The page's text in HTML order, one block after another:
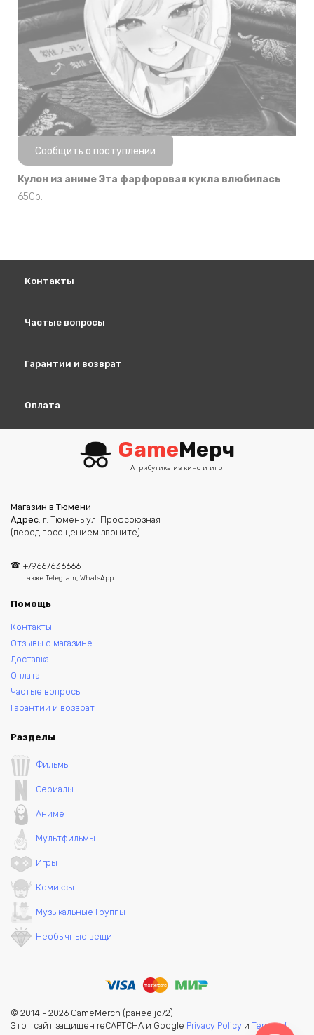
Нет в наличии
Сообщить о поступлении
Кулон из аниме Эта фарфоровая кукла влюбилась
650р.
Контакты
Частые вопросы
Гарантии и возврат
Оплата
GameМерч
Атрибутика из кино и игр
Магазин в Тюмени
Адрес: г. Тюмень ул. Профсоюзная
(перед посещением звоните)
+79667636666
также Telegram, WhatsApp
Помощь
Контакты
Отзывы о магазине
Доставка
Оплата
Частые вопросы
Гарантии и возврат
Разделы
Фильмы
Сериалы
Аниме
Мультфильмы
Игры
Комиксы
Музыкальные Группы
Необычные вещи
© 2014 - 2026 GameMerch (ранее jc72)
Этот сайт защищен reCAPTCHA и Google Privacy Policy и Terms of